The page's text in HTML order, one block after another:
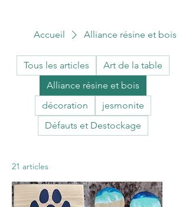
Accueil Alliance résine et bois
Tous les articles
Art de la table
Alliance résine et bois
décoration
jesmonite
Défauts et Destockage
21 articles